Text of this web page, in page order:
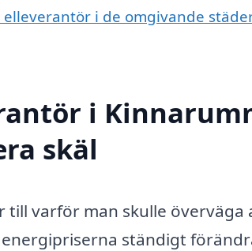
i de omgivande
i
skäl
till varför man skulle överväga
ständigt